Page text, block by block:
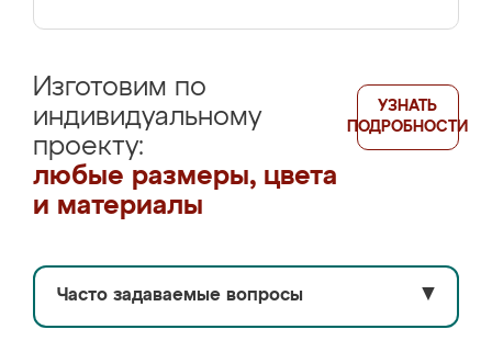
Изготовим по
индивидуальному
проекту:
любые размеры, цвета
и материалы
УЗНАТЬ
ПОДРОБНОСТИ
Часто задаваемые вопросы ▼